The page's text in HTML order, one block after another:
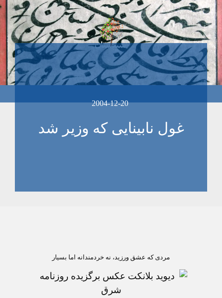
2004-12-20
غول نابينايی که وزير شد
مردی که عشق ورزيد، نه خردمندانه اما بسيار